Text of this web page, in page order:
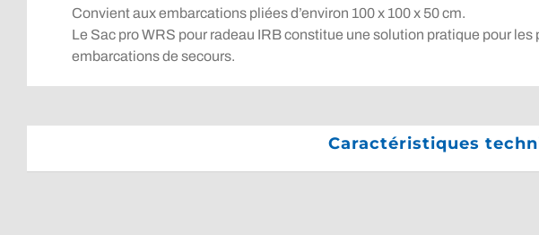
Convient aux embarcations pliées d’environ 100 x 100 x 50 cm.
Le Sac pro WRS pour radeau IRB constitue une solution pratique pour
embarcations de secours.
Caractéristiques